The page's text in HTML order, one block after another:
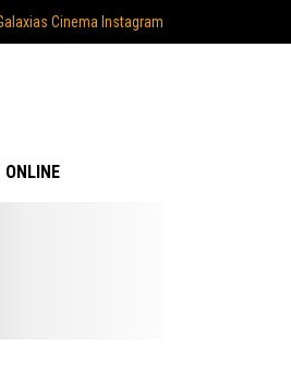
Cinema Instagram